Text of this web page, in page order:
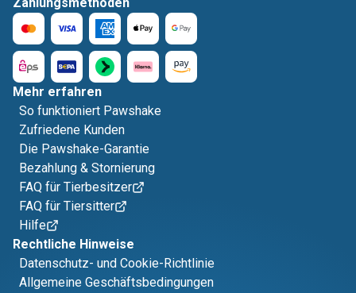
Mehr erfahren
So funktioniert Pawshake
Zufriedene Kunden
Die Pawshake-Garantie
Bezahlung & Stornierung
FAQ für Tierbesitzer
FAQ für Tiersitter
Hilfe
Rechtliche Hinweise
Datenschutz- und Cookie-Richtlinie
Allgemeine Geschäftsbedingungen